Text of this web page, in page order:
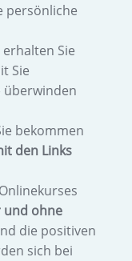
persönliche
Sie
Sie
überwinden
bekommen
den Links
und ohne
die positiven
sich bei